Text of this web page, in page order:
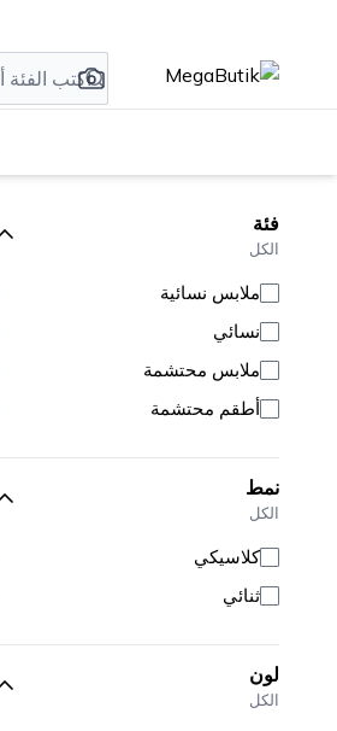
فئة
الكل
ملابس نسائية
نسائي
ملابس محتشمة
أطقم محتشمة
نمط
الكل
كلاسيكي
ثنائي
لون
الكل